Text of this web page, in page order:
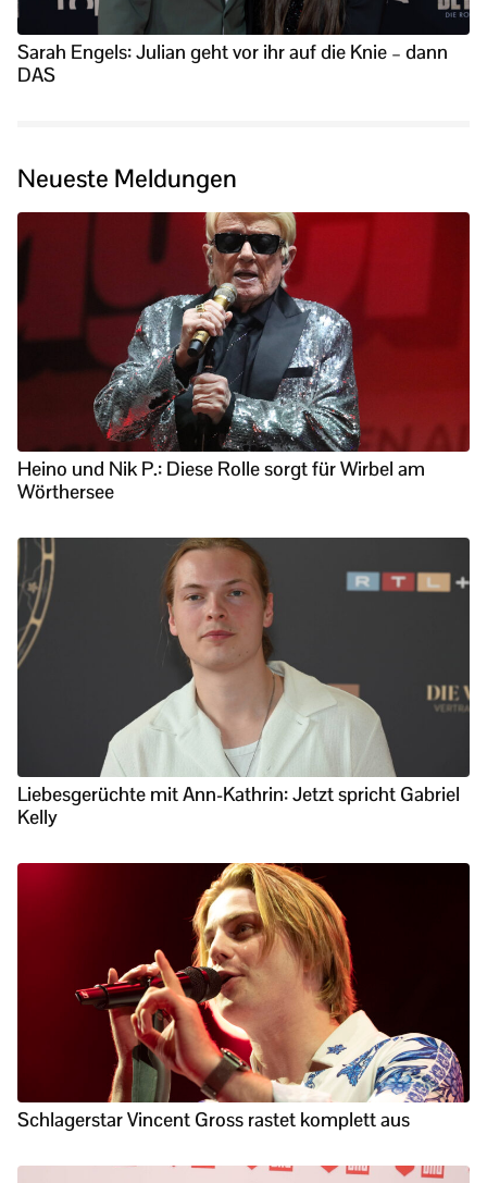
Sarah Engels: Julian geht vor ihr auf die Knie – dann
DAS
Neueste Meldungen
Heino und Nik P.: Diese Rolle sorgt für Wirbel am
Wörthersee
Liebesgerüchte mit Ann-Kathrin: Jetzt spricht Gabriel
Kelly
Schlagerstar Vincent Gross rastet komplett aus